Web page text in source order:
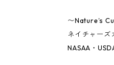
〜Nature’s
ネイチャーズ
NASAA・